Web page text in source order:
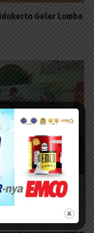
Gelar Lomba
Bahaya Narkoba